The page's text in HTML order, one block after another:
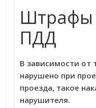
Штрафы
ПДД
В зависимости от
нарушено при
проезда, такое
нарушителя.